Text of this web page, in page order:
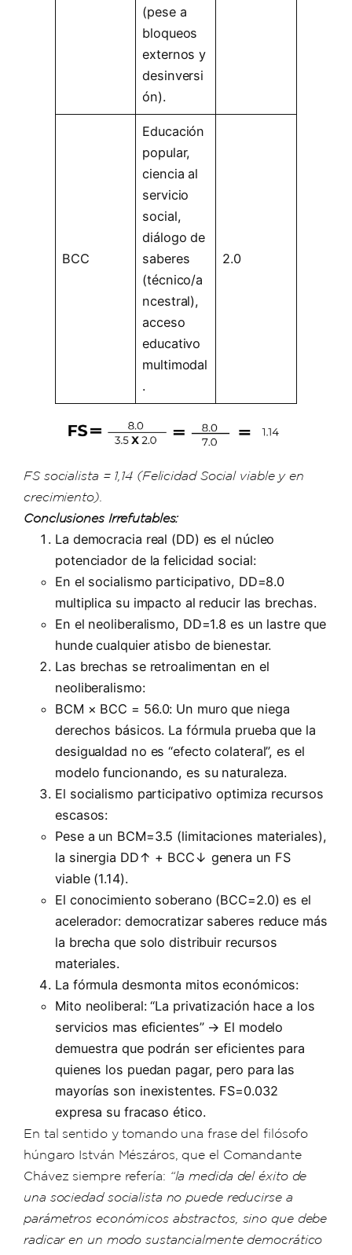
(pese a
bloqueos
externos y
desinversi
ón).
BCC
Educación
popular,
ciencia al
servicio
social,
diálogo de
saberes
(técnico/a
ncestral),
acceso
educativo
multimodal
.
2.0
FS socialista = 1,14 (Felicidad Social viable y en
crecimiento).
Conclusiones Irrefutables:
La democracia real (DD) es el núcleo
potenciador de la felicidad social:
En el socialismo participativo, DD=8.0
multiplica su impacto al reducir las brechas.
En el neoliberalismo, DD=1.8 es un lastre que
hunde cualquier atisbo de bienestar.
Las brechas se retroalimentan en el
neoliberalismo:
BCM × BCC = 56.0: Un muro que niega
derechos básicos. La fórmula prueba que la
desigualdad no es “efecto colateral”, es el
modelo funcionando, es su naturaleza.
El socialismo participativo optimiza recursos
escasos:
Pese a un BCM=3.5 (limitaciones materiales),
la sinergia DD↑ + BCC↓ genera un FS
viable (1.14).
El conocimiento soberano (BCC=2.0) es el
acelerador: democratizar saberes reduce más
la brecha que solo distribuir recursos
materiales.
La fórmula desmonta mitos económicos:
Mito neoliberal: “La privatización hace a los
servicios mas eficientes” → El modelo
demuestra que podrán ser eficientes para
quienes los puedan pagar, pero para las
mayorías son inexistentes. FS=0.032
expresa su fracaso ético.
En tal sentido y tomando una frase del filósofo
húngaro István Mészáros, que el Comandante
Chávez siempre refería: “la medida del éxito de
una sociedad socialista no puede reducirse a
parámetros económicos abstractos, sino que debe
radicar en un modo sustancialmente democrático